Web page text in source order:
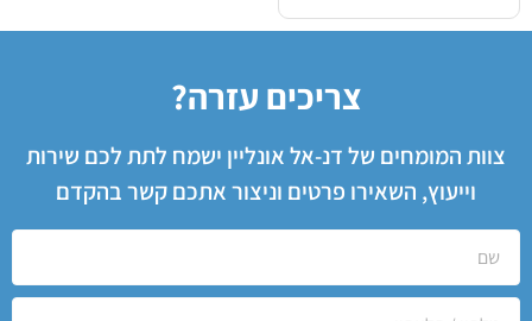
צריכים עזרה?
צוות המומחים של דנ-אל אונליין ישמח לתת לכם שירות
וייעוץ, השאירו פרטים וניצור אתכם קשר בהקדם